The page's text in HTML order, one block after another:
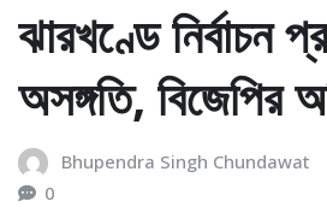
ঝারখণ্ডে নির্বাচন
অসঙ্গতি, বিজেপির
Bhupendra Singh Chundawat
0